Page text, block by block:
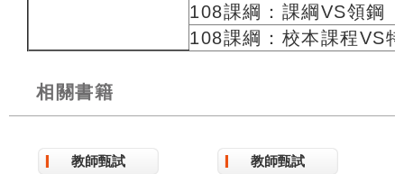
108課綱：課綱VS領鋼
108課綱：校本課程VS
相關書籍
教師甄試 教師甄試